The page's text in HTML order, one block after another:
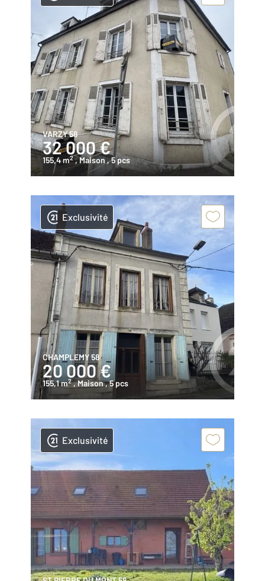
VARZY 58
32 000 €
155,4 m2 , Maison, 5 pcs
Exclusivité
CHAMPLEMY 58
20 000 €
155,1 m2 , Maison, 5 pcs
Exclusivité